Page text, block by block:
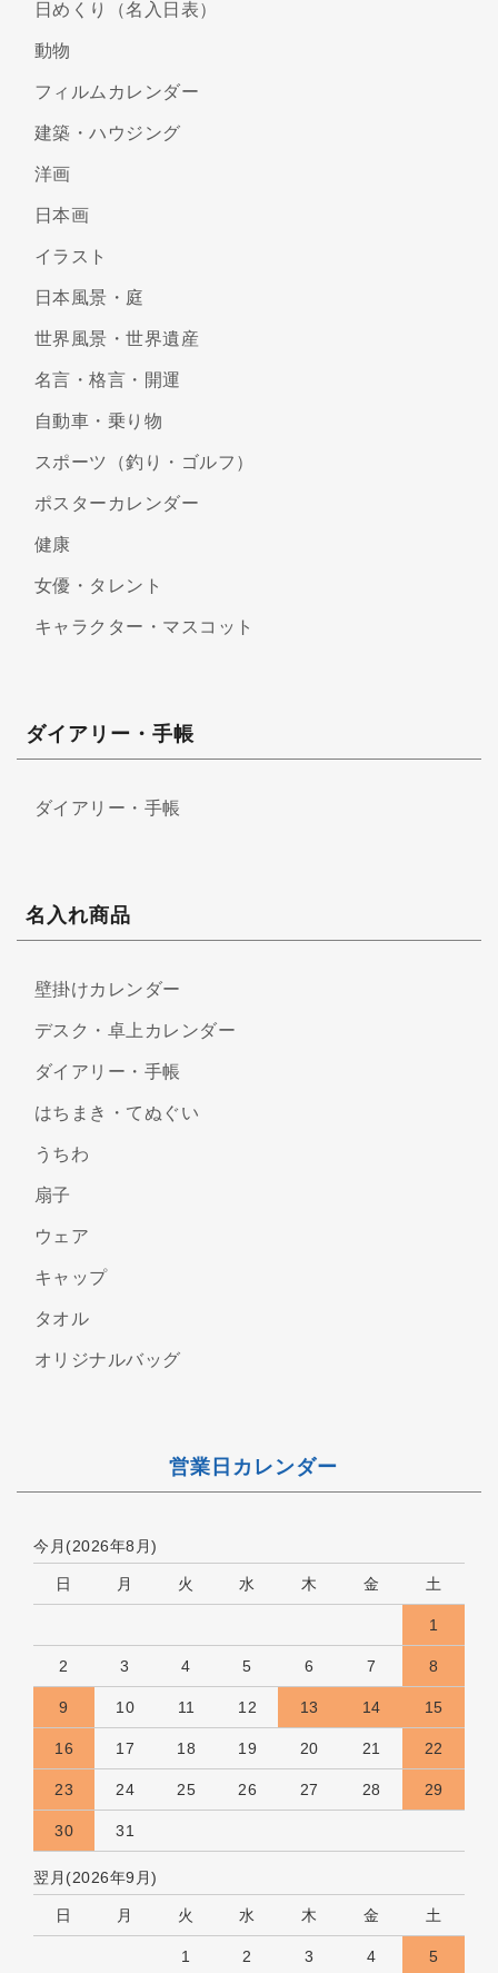
日めくり（名入日表）
動物
フィルムカレンダー
建築・ハウジング
洋画
日本画
イラスト
日本風景・庭
世界風景・世界遺産
名言・格言・開運
自動車・乗り物
スポーツ（釣り・ゴルフ）
ポスターカレンダー
健康
女優・タレント
キャラクター・マスコット
ダイアリー・手帳
ダイアリー・手帳
名入れ商品
壁掛けカレンダー
デスク・卓上カレンダー
ダイアリー・手帳
はちまき・てぬぐい
うちわ
扇子
ウェア
キャップ
タオル
オリジナルバッグ
営業日カレンダー
今月(2026年8月)
日 月 火 水 木 金 土
1
2 3 4 5 6 7 8
9 10 11 12 13 14 15
16 17 18 19 20 21 22
23 24 25 26 27 28 29
30 31
翌月(2026年9月)
日 月 火 水 木 金 土
1 2 3 4 5